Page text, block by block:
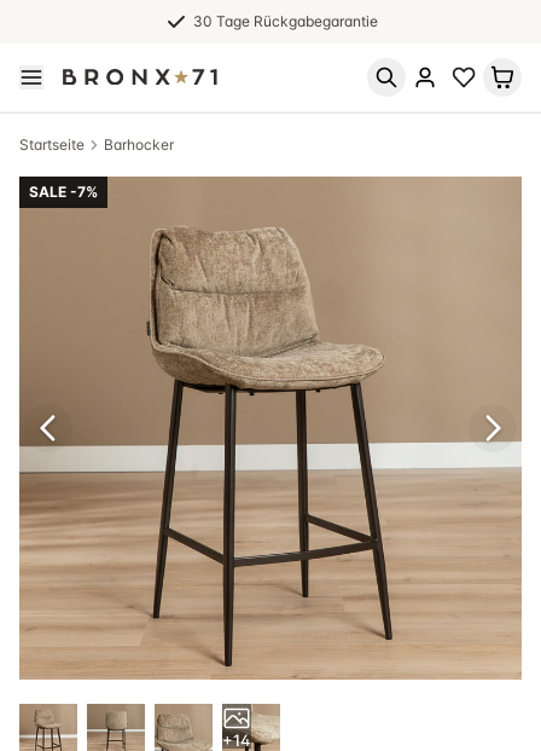
30 Tage Rückgabegarantie
Startseite Barhocker
SALE -7%
+14